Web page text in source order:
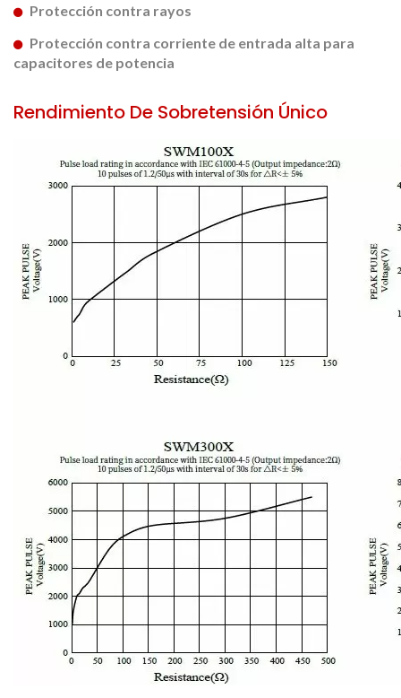
Protección contra rayos
Protección contra corriente de entrada alta para
capacitores de potencia
Rendimiento De Sobretensión Único